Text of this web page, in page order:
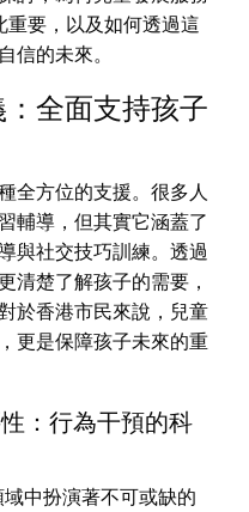
重要，以及如何透過這
信的未來。
全面支持孩子
全方位的支援。很多人
輔導，但其實它涵蓋了
與社交技巧訓練。透過
清楚了解孩子的需要，
於香港市民來說，兒童
更是保障孩子未來的重
：行為干預的科
中扮演著不可或缺的